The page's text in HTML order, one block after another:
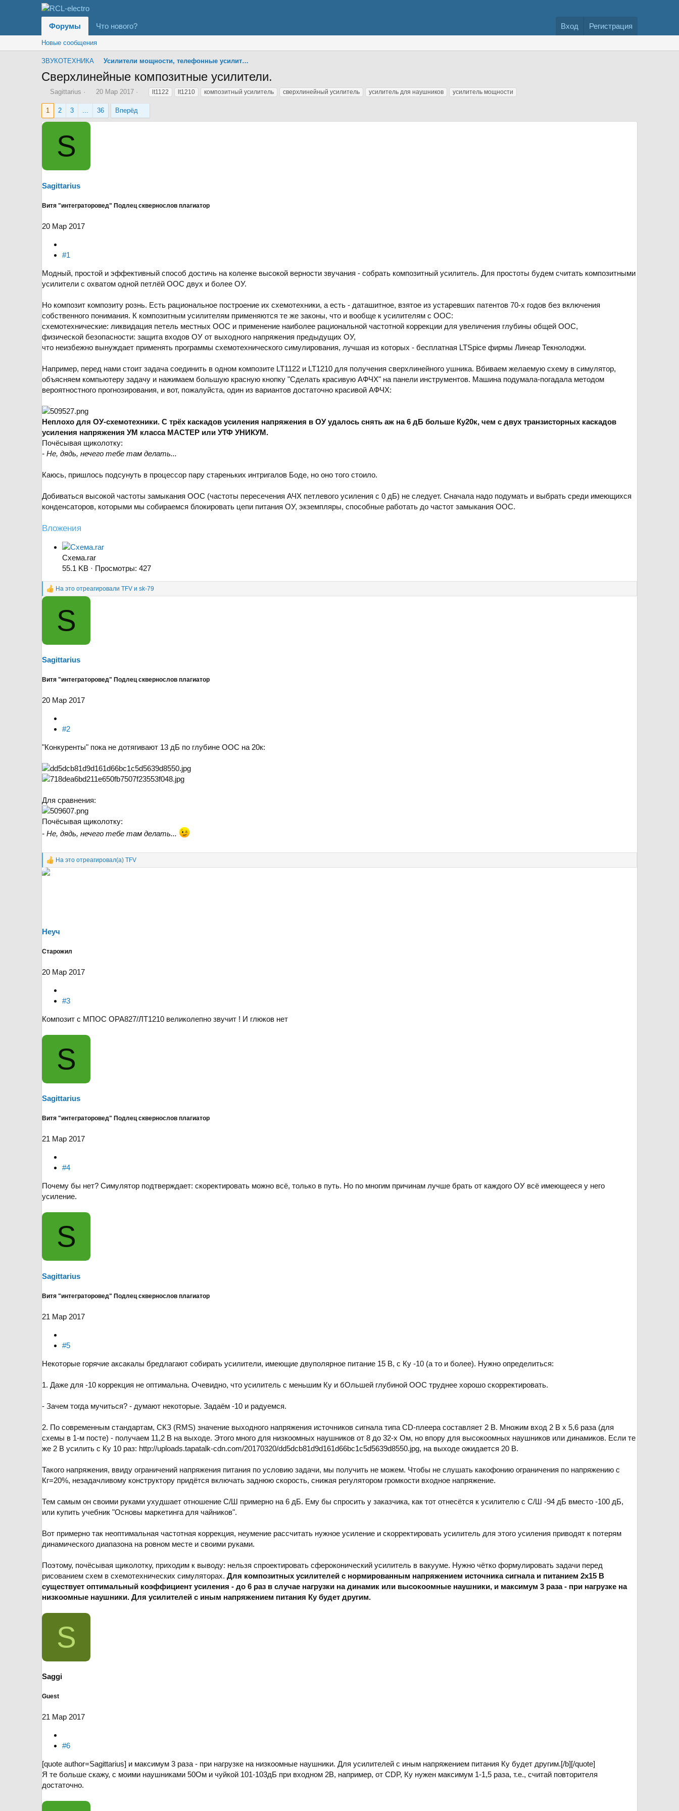
Форумы Что нового? Вход Регистрация
Новые сообщения
ЗВУКОТЕХНИКА Усилители мощности, телефонные усилители
Сверхлинейные композитные усилители.
А
о
Sagittarius
Д
т
а
20 Мар 2017
и
lt1122 lt1210 композитный усилитель сверхлинейный усилитель усилитель для наушников усилитель мощности
1 2 3 ... 36 Вперёд
S
Sagittarius
Витя "интеграторовед" Подлец сквернослов плагиатор
20 Мар 2017
#1
Модный, простой и эффективный способ достичь на коленке высокой верности звучания - собрать композитный усилитель. Для простоты будем считать композитными
усилители с охватом одной петлёй ООС двух и более ОУ.
Но композит композиту рознь. Есть рациональное построение их схемотехники, а есть - даташитное, взятое из устаревших патентов 70-х годов без включения
собственного понимания. К композитным усилителям применяются те же законы, что и вообще к усилителям с ООС:
схемотехнические: ликвидация петель местных ООС и применение наиболее рациональной частотной коррекции для увеличения глубины общей ООС,
физической безопасности: защита входов ОУ от выходного напряжения предыдущих ОУ,
что неизбежно вынуждает применять программы схемотехнического симулирования, лучшая из которых - бесплатная LTSpice фирмы Линеар Текнолоджи.
Например, перед нами стоит задача соединить в одном композите LT1122 и LT1210 для получения сверхлинейного ушника. Вбиваем желаемую схему в симулятор,
объясняем компьютеру задачу и нажимаем большую красную кнопку "Сделать красивую АФЧХ" на панели инструментов. Машина подумала-погадала методом
вероятностного прогнозирования, и вот, пожалуйста, один из вариантов достаточно красивой АФЧХ:
Неплохо для ОУ-схемотехники. С трёх каскадов усиления напряжения в ОУ удалось снять аж на 6 дБ больше Ку20к, чем с двух транзисторных каскадов
усиления напряжения УМ класса МАСТЕР или УТФ УНИКУМ.
Почёсывая щиколотку:
- Не, дядь, нечего тебе там делать...
Каюсь, пришлось подсунуть в процессор пару стареньких интригалов Боде, но оно того стоило.
Добиваться высокой частоты замыкания ООС (частоты пересечения АЧХ петлевого усиления с 0 дБ) не следует. Сначала надо подумать и выбрать среди имеющихся
конденсаторов, которыми мы собираемся блокировать цепи питания ОУ, экземпляры, способные работать до частот замыкания ООС.
Вложения
Схема.rar
55.1 KB · Просмотры: 427
Р
На это отреагировали TFV и sk-79
S
Sagittarius
Витя "интеграторовед" Подлец сквернослов плагиатор
20 Мар 2017
#2
"Конкуренты" пока не дотягивают 13 дБ по глубине ООС на 20к:
Для сравнения:
Почёсывая щиколотку:
- Не, дядь, нечего тебе там делать...
Р
е
На это отреагировал(а) TFV
Неуч
Старожил
20 Мар 2017
#3
Композит с МПОС ОРА827/ЛТ1210 великолепно звучит ! И глюков нет
S
Sagittarius
Витя "интеграторовед" Подлец сквернослов плагиатор
21 Мар 2017
#4
Почему бы нет? Симулятор подтверждает: скоректировать можно всё, только в путь. Но по многим причинам лучше брать от каждого ОУ всё имеющееся у него
усиление.
S
Sagittarius
Витя "интеграторовед" Подлец сквернослов плагиатор
21 Мар 2017
#5
Некоторые горячие аксакалы бредлагают собирать усилители, имеющие двуполярное питание 15 В, с Ку -10 (а то и более). Нужно определиться:
1. Даже для -10 коррекция не оптимальна. Очевидно, что усилитель с меньшим Ку и бОльшей глубиной ООС труднее хорошо скорректировать.
- Зачем тогда мучиться? - думают некоторые. Задаём -10 и радуемся.
2. По современным стандартам, СКЗ (RMS) значение выходного напряжения источников сигнала типа CD-плеера составляет 2 В. Множим вход 2 В х 5,6 раза (для
схемы в 1-м посте) - получаем 11,2 В на выходе. Этого много для низкоомных наушников от 8 до 32-х Ом, но впору для высокоомных наушников или динамиков. Если те
же 2 В усилить с Ку 10 раз: http://uploads.tapatalk-cdn.com/20170320/dd5dcb81d9d161d66bc1c5d5639d8550.jpg, на выходе ожидается 20 В.
Такого напряжения, ввиду ограничений напряжения питания по условию задачи, мы получить не можем. Чтобы не слушать какофонию ограничения по напряжению с
Кг=20%, незадачливому конструктору придётся включать заднюю скорость, снижая регулятором громкости входное напряжение.
Тем самым он своими руками ухудшает отношение С/Ш примерно на 6 дБ. Ему бы спросить у заказчика, как тот отнесётся к усилителю с С/Ш -94 дБ вместо -100 дБ,
или купить учебник "Основы маркетинга для чайников".
Вот примерно так неоптимальная частотная коррекция, неумение рассчитать нужное усиление и скорректировать усилитель для этого усиления приводят к потерям
динамического диапазона на ровном месте и своими руками.
Поэтому, почёсывая щиколотку, приходим к выводу: нельзя спроектировать сфероконический усилитель в вакууме. Нужно чётко формулировать задачи перед
рисованием схем в схемотехнических симуляторах. Для композитных усилителей с нормированным напряжением источника сигнала и питанием 2х15 В
существует оптимальный коэффициент усиления - до 6 раз в случае нагрузки на динамик или высокоомные наушники, и максимум 3 раза - при нагрузке на
низкоомные наушники. Для усилителей с иным напряжением питания Ку будет другим.
S
Saggi
Guest
21 Мар 2017
#6
[quote author=Sagittarius] и максимум 3 раза - при нагрузке на низкоомные наушники. Для усилителей с иным напряжением питания Ку будет другим.[/b][/quote]
Я те больше скажу, с моими наушниками 50Ом и чуйкой 101-103дБ при входном 2В, например, от CDP, Ку нужен максимум 1-1,5 раза, т.е., считай повторителя
достаточно.